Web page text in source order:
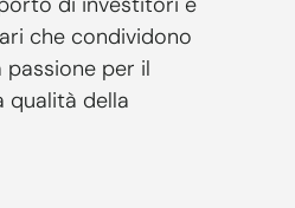
che condividono
passione per il
qualità della